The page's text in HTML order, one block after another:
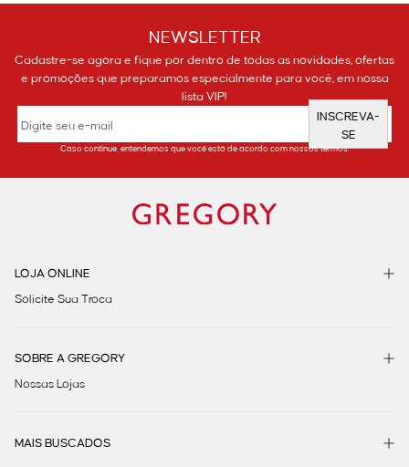
NEWSLETTER
Cadastre-se agora e fique por dentro de todas as novidades, ofertas
e promoções que preparamos especialmente para você, em nossa
lista VIP!
INSCREVA-
SE
Caso continue, entendemos que você está de acordo com nossos termos.
LOJA ONLINE
Solicite Sua Troca
SOBRE A GREGORY
Nossas Lojas
MAIS BUSCADOS